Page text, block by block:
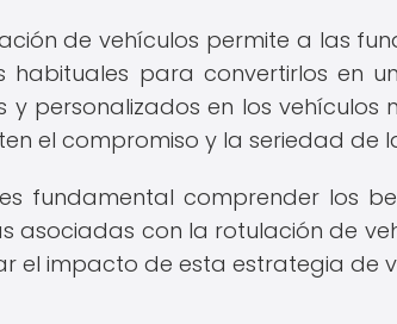
de vehículos permite a las
habituales para convertirlos en
y personalizados en los
el compromiso y la seriedad de
fundamental comprender los
asociadas con la rotulación de
el impacto de esta estrategia de